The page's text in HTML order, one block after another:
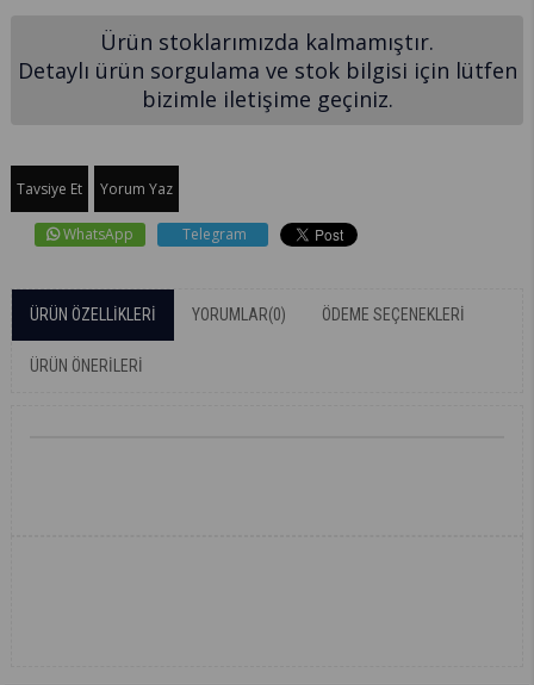
Ürün stoklarımızda kalmamıştır.
Detaylı ürün sorgulama ve stok bilgisi için lütfen
bizimle iletişime geçiniz.
Tavsiye Et Yorum Yaz
WhatsApp Telegram
ÜRÜN ÖZELLIKLERI YORUMLAR(0) ÖDEME SEÇENEKLERI
ÜRÜN ÖNERILERI